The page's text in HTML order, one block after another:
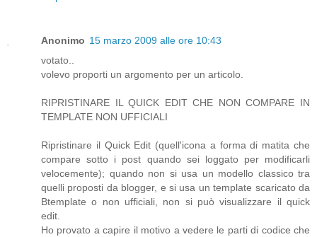
Anonimo 15 marzo 2009 alle ore 10:43
votato..
volevo proporti un argomento per un articolo.
RIPRISTINARE IL QUICK EDIT CHE NON COMPARE IN
TEMPLATE NON UFFICIALI
Ripristinare il Quick Edit (quell'icona a forma di matita che
compare sotto i post quando sei loggato per modificarli
velocemente); quando non si usa un modello classico tra
quelli proposti da blogger, e si usa un template scaricato da
Btemplate o non ufficiali, non si può visualizzare il quick
edit.
Ho provato a capire il motivo a vedere le parti di codice che